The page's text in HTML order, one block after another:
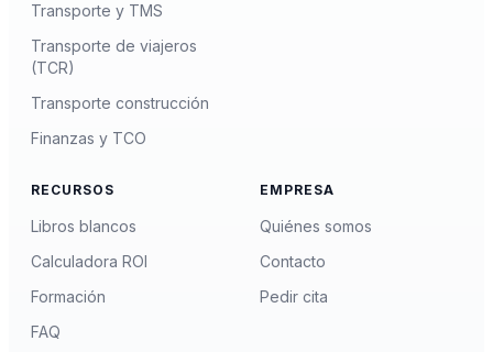
Transporte y TMS
Transporte de viajeros
(TCR)
Transporte construcción
Finanzas y TCO
RECURSOS
Libros blancos
Calculadora ROI
Formación
FAQ
EMPRESA
Quiénes somos
Contacto
Pedir cita